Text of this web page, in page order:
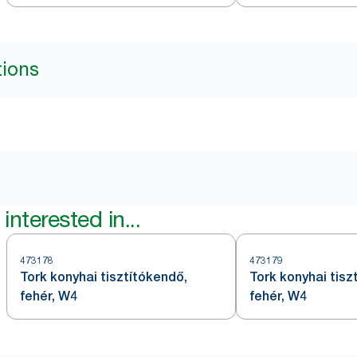
in...
473178
Tork konyhai tisztítókendő,
fehér, W4
473179
Tork konyhai
fehér, W4